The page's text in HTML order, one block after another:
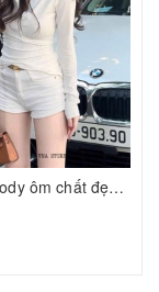
Áo thun body ôm chất đẹp N24120805